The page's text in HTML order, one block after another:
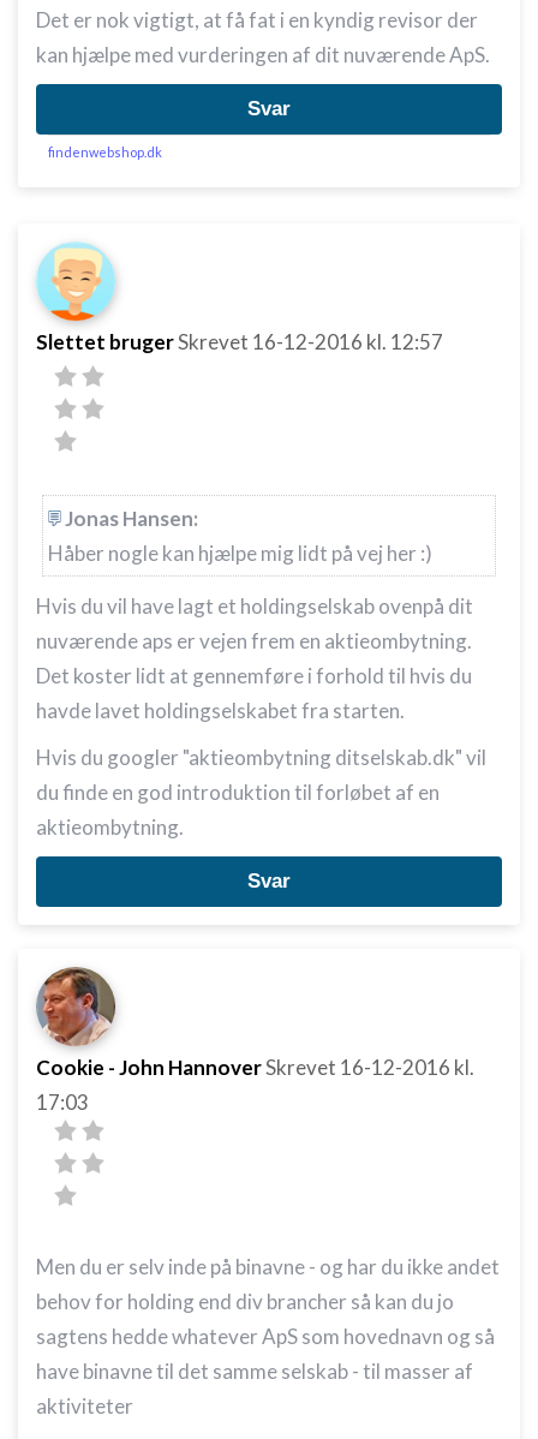
Det er nok vigtigt, at få fat i en kyndig revisor der
kan hjælpe med vurderingen af dit nuværende ApS.
Svar
findenwebshop.dk
Slettet brugerSkrevet 16-12-2016 kl. 12:57
Jonas Hansen:
Håber nogle kan hjælpe mig lidt på vej her :)
Hvis du vil have lagt et holdingselskab ovenpå dit
nuværende aps er vejen frem en aktieombytning.
Det koster lidt at gennemføre i forhold til hvis du
havde lavet holdingselskabet fra starten.
Hvis du googler "aktieombytning ditselskab.dk" vil
du finde en god introduktion til forløbet af en
aktieombytning.
Svar
Cookie - John HannoverSkrevet 16-12-2016 kl.
17:03
Men du er selv inde på binavne - og har du ikke andet
behov for holding end div brancher så kan du jo
sagtens hedde whatever ApS som hovednavn og så
have binavne til det samme selskab - til masser af
aktiviteter